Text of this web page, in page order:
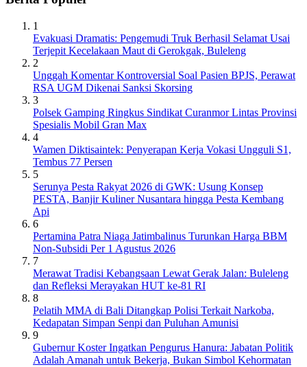
1
Evakuasi Dramatis: Pengemudi Truk Berhasil Selamat Usai
Terjepit Kecelakaan Maut di Gerokgak, Buleleng
2
Unggah Komentar Kontroversial Soal Pasien BPJS, Perawat
RSA UGM Dikenai Sanksi Skorsing
3
Polsek Gamping Ringkus Sindikat Curanmor Lintas Provinsi
Spesialis Mobil Gran Max
4
Wamen Diktisaintek: Penyerapan Kerja Vokasi Ungguli S1,
Tembus 77 Persen
5
Serunya Pesta Rakyat 2026 di GWK: Usung Konsep
PESTA, Banjir Kuliner Nusantara hingga Pesta Kembang
Api
6
Pertamina Patra Niaga Jatimbalinus Turunkan Harga BBM
Non-Subsidi Per 1 Agustus 2026
7
Merawat Tradisi Kebangsaan Lewat Gerak Jalan: Buleleng
dan Refleksi Merayakan HUT ke-81 RI
8
Pelatih MMA di Bali Ditangkap Polisi Terkait Narkoba,
Kedapatan Simpan Senpi dan Puluhan Amunisi
9
Gubernur Koster Ingatkan Pengurus Hanura: Jabatan Politik
Adalah Amanah untuk Bekerja, Bukan Simbol Kehormatan